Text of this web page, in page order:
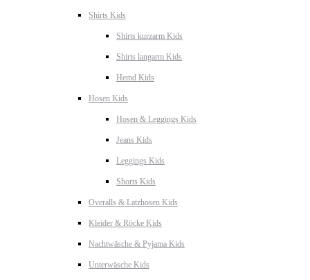
Shirts Kids
Shirts kurzarm Kids
Shirts langarm Kids
Hemd Kids
Hosen Kids
Hosen & Leggings Kids
Jeans Kids
Leggings Kids
Shorts Kids
Overalls & Latzhosen Kids
Kleider & Röcke Kids
Nachtwäsche & Pyjama Kids
Unterwäsche Kids